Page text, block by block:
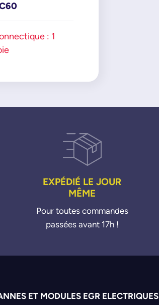
: 1
EXPÉDIÉ LE JOUR
MÊME
Pour toutes commandes
passées avant 17h !
ET MODULES EGR ELECTRIQUES